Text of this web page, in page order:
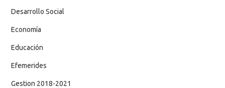
Desarrollo Social
Economía
Educación
Efemerides
Gestion 2018-2021